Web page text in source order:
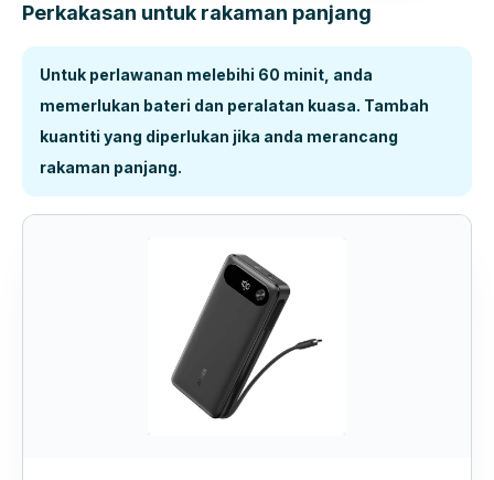
Perkakasan untuk rakaman panjang
Untuk perlawanan melebihi 60 minit, anda
memerlukan bateri dan peralatan kuasa. Tambah
kuantiti yang diperlukan jika anda merancang
rakaman panjang.